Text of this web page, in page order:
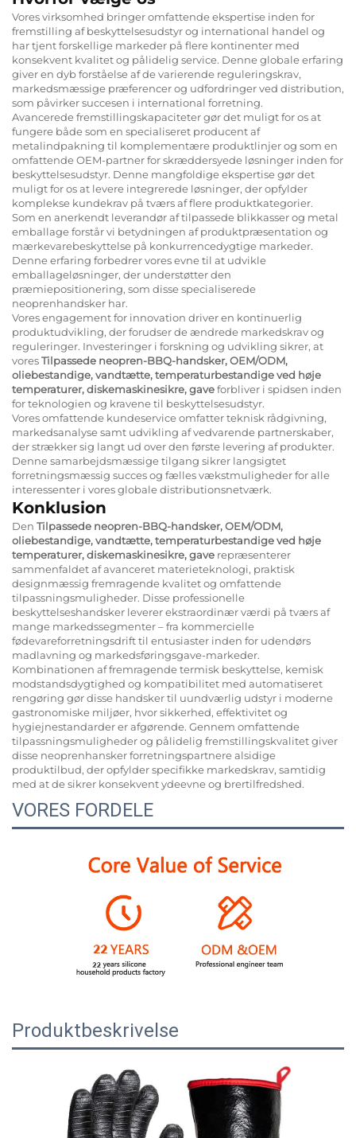
Vores virksomhed bringer omfattende ekspertise inden for
fremstilling af beskyttelsesudstyr og international handel og
har tjent forskellige markeder på flere kontinenter med
konsekvent kvalitet og pålidelig service. Denne globale erfaring
giver en dyb forståelse af de varierende reguleringskrav,
markedsmæssige præferencer og udfordringer ved distribution,
som påvirker succesen i international forretning.
Avancerede fremstillingskapaciteter gør det muligt for os at
fungere både som en specialiseret producent af
metalindpakning til komplementære produktlinjer og som en
omfattende OEM-partner for skræddersyede løsninger inden for
beskyttelsesudstyr. Denne mangfoldige ekspertise gør det
muligt for os at levere integrerede løsninger, der opfylder
komplekse kundekrav på tværs af flere produktkategorier.
Som en anerkendt leverandør af tilpassede blikkasser og metal
emballage forstår vi betydningen af produktpræsentation og
mærkevarebeskyttelse på konkurrencedygtige markeder.
Denne erfaring forbedrer vores evne til at udvikle
emballageløsninger, der understøtter den
præmiepositionering, som disse specialiserede
neoprenhandsker har.
Vores engagement for innovation driver en kontinuerlig
produktudvikling, der forudser de ændrede markedskrav og
reguleringer. Investeringer i forskning og udvikling sikrer, at
voresTilpassede neopren-BBQ-handsker, OEM/ODM,
oliebestandige, vandtætte, temperaturbestandige ved høje
temperaturer, diskemaskinesikre, gaveforbliver i spidsen inden
for teknologien og kravene til beskyttelsesudstyr.
Vores omfattende kundeservice omfatter teknisk rådgivning,
markedsanalyse samt udvikling af vedvarende partnerskaber,
der strækker sig langt ud over den første levering af produkter.
Denne samarbejdsmæssige tilgang sikrer langsigtet
forretningsmæssig succes og fælles vækstmuligheder for alle
interessenter i vores globale distributionsnetværk.
Konklusion
Den Tilpassede neopren-BBQ-handsker, OEM/ODM,
oliebestandige, vandtætte, temperaturbestandige ved høje
temperaturer, diskemaskinesikre, gave repræsenterer
sammenfaldet af avanceret materieteknologi, praktisk
designmæssig fremragende kvalitet og omfattende
tilpassningsmuligheder. Disse professionelle
beskyttelseshandsker leverer ekstraordinær værdi på tværs af
mange markedssegmenter – fra kommercielle
fødevareforretningsdrift til entusiaster inden for udendørs
madlavning og markedsføringsgave-markeder.
Kombinationen af fremragende termisk beskyttelse, kemisk
modstandsdygtighed og kompatibilitet med automatiseret
rengøring gør disse handsker til uundværlig udstyr i moderne
gastronomiske miljøer, hvor sikkerhed, effektivitet og
hygiejnestandarder er afgørende. Gennem omfattende
tilpassningsmuligheder og pålidelig fremstillingskvalitet giver
disse neoprenhansker forretningspartnere alsidige
produktilbud, der opfylder specifikke markedskrav, samtidig
med at de sikrer konsekvent ydeevne og brertilfredshed.
VORES FORDELE
Produktbeskrivelse